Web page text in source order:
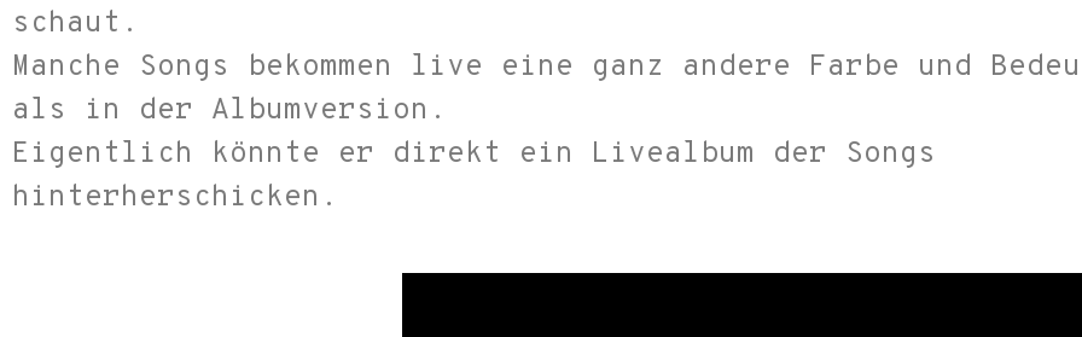
schaut.
Manche Songs bekommen live eine ganz andere Farbe und
als in der Albumversion.
Eigentlich könnte er direkt ein Livealbum der Songs
hinterherschicken.